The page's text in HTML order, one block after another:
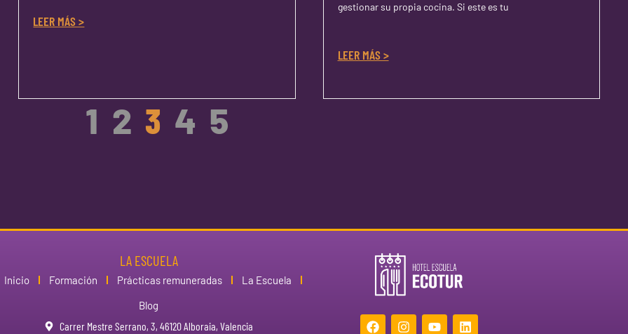
LEER MÁS >
gestionar su propia cocina. Si este es tu
LEER MÁS >
1 2 3 4 5
LA ESCUELA
Inicio Formación Prácticas remuneradas
La Escuela
Blog
Carrer Mestre Serrano, 3, 46120 Alboraia, Valencia